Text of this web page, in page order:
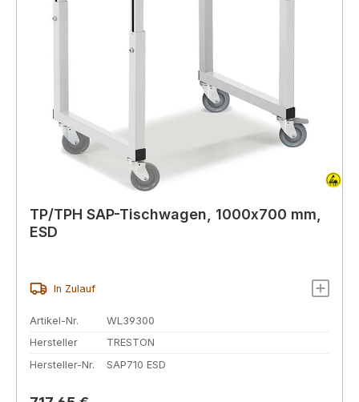
TP/TPH SAP-Tischwagen, 1000x700 mm,
ESD
In Zulauf
Artikel-Nr.
WL39300
Hersteller
TRESTON
Hersteller-Nr.
SAP710 ESD